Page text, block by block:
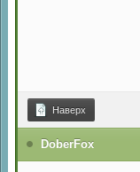
Наверх
DoberFox